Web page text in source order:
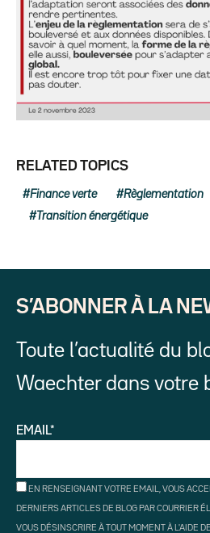
RELATED TOPICS
Finance verte Règlementation
Transition énergétique
S’ABONNER À LA
Toute l’actualité du
Waechter dans votre
EMAIL*
EN RENSEIGNANT VOTRE EMAIL, VOUS
DERNIERS ARTICLES DE BLOG PAR COURRIER
VOUS DÉSINSCRIRE À TOUT MOMENT À L'AIDE